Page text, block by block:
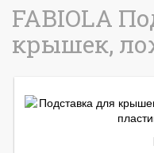
FABIOLA
крышек,